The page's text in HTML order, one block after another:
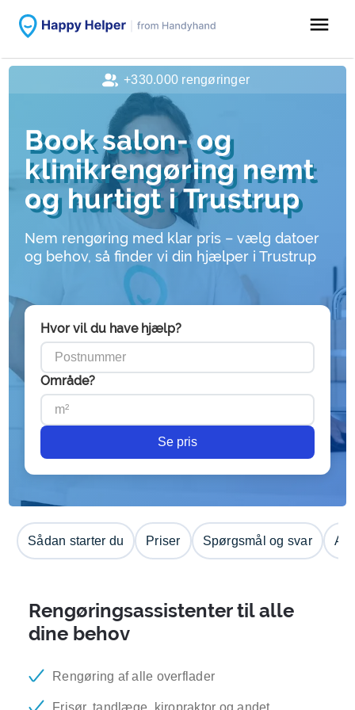
menu
Book salon- og
klinikrengøring nemt
og hurtigt i Trustrup
Nem rengøring med klar pris – vælg datoer
og behov, så finder vi din hjælper i Trustrup
Hvor vil du have hjælp?
Område?
Se pris
Sådan starter du Priser Spørgsmål og svar
Rengøringsassistenter til alle
dine behov
Rengøring af alle overflader
Frisør, tandlæge, kiropraktor og andet
+330.000 rengøringer